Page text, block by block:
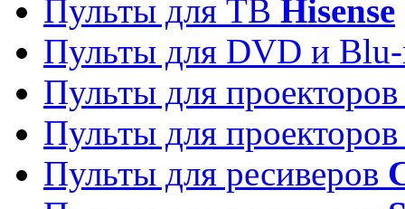
Пульты для ТВ Hisense
Пульты для DVD и
Пульты для
Пульты для
Пульты для ресиверов